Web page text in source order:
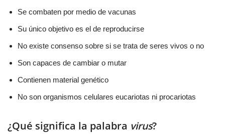
Se combaten por medio de vacunas
Su único objetivo es el de reproducirse
No existe consenso sobre si se trata de seres vivos o no
Son capaces de cambiar o mutar
Contienen material genético
No son organismos celulares eucariotas ni procariotas
¿Qué significa la palabra virus?